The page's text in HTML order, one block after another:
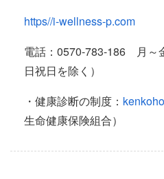
https//i-wellness-p.com
電話：0570-783-186 月
日祝日を除く）
・健康診断の制度：
生命健康保険組合）